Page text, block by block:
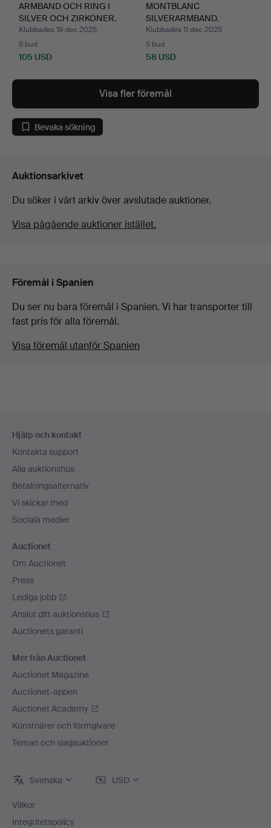
ARMBAND OCH RING I
SILVER OCH ZIRKONER.
Klubbades 19 dec 2025
6 bud
105 USD
MONTBLANC
SILVERARMBAND.
Klubbades 11 dec 2025
5 bud
58 USD
Visa fler föremål
Bevaka sökning
Auktionsarkivet
Du söker i vårt arkiv över avslutade auktioner.
Visa pågående auktioner istället.
Föremål i Spanien
Du ser nu bara föremål i Spanien. Vi har transporter till
fast pris för alla föremål.
Visa föremål utanför Spanien
Hjälp och kontakt
Kontakta support
Alla auktionshus
Betalningsalternativ
Vi skickar med
Sociala medier
Auctionet
Om Auctionet
Press
Lediga jobb
Anslut ditt auktionshus
Auctionets garanti
Mer från Auctionet
Auctionet Magazine
Auctionet-appen
Auctionet Academy
Konstnärer och formgivare
Teman och slagauktioner
Svenska USD
Villkor
Integritetspolicy